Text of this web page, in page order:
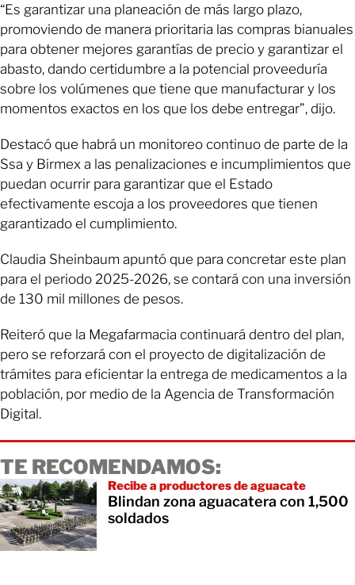
“Es garantizar una planeación de más largo plazo,
promoviendo de manera prioritaria las compras bianuales
para obtener mejores garantías de precio y garantizar el
abasto, dando certidumbre a la potencial proveeduría
sobre los volúmenes que tiene que manufacturar y los
momentos exactos en los que los debe entregar”, dijo.
Destacó que habrá un monitoreo continuo de parte de la
Ssa y Birmex a las penalizaciones e incumplimientos que
puedan ocurrir para garantizar que el Estado
efectivamente escoja a los proveedores que tienen
garantizado el cumplimiento.
Claudia Sheinbaum apuntó que para concretar este plan
para el periodo 2025-2026, se contará con una inversión
de 130 mil millones de pesos.
Reiteró que la Megafarmacia continuará dentro del plan,
pero se reforzará con el proyecto de digitalización de
trámites para eficientar la entrega de medicamentos a la
población, por medio de la Agencia de Transformación
Digital.
TE RECOMENDAMOS:
Recibe a productores de aguacate
Blindan zona aguacatera con 1,500
soldados